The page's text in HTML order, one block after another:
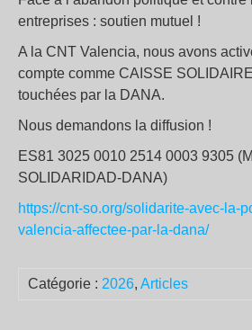
entreprises : soutien mutuel !
A la CNT Valencia, nous avons
compte comme CAISSE
touchées par la DANA.
Nous demandons la diffusion !
ES81 3025 0010 2514 0003 9305
SOLIDARIDAD-DANA)
https://cnt-so.org/solidarite-avec-la-
valencia-affectee-par-la-dana/
Catégorie : 2026, Articles